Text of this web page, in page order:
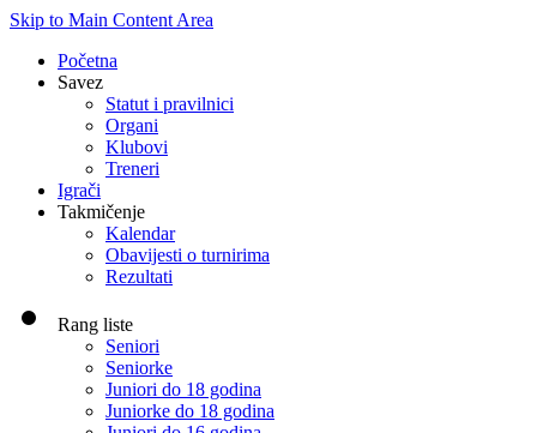
Skip to Main Content Area
Početna
Savez
Statut i pravilnici
Organi
Klubovi
Treneri
Igrači
Takmičenje
Kalendar
Obavijesti o turnirima
Rezultati
Rang liste
Seniori
Seniorke
Juniori do 18 godina
Juniorke do 18 godina